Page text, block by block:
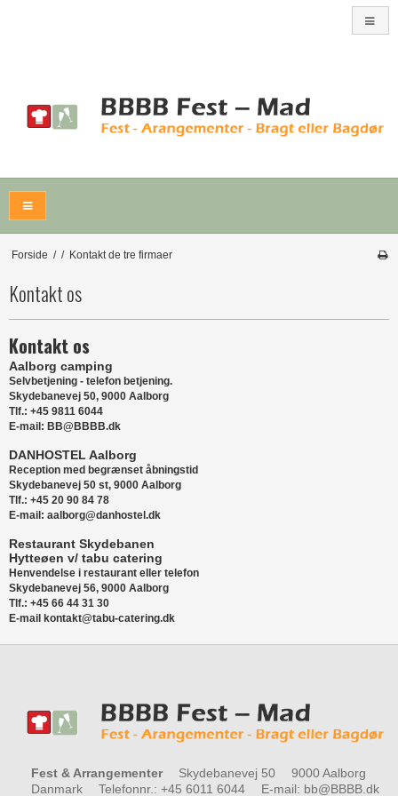
Forside / / Kontakt de tre firmaer
Kontakt os
Kontakt os
Aalborg camping
Selvbetjening - telefon betjening.
Skydebanevej 50, 9000 Aalborg
Tlf.: +45 9811 6044
E-mail: BB@BBBB.dk
DANHOSTEL Aalborg
Reception med begrænset åbningstid
Skydebanevej 50 st, 9000 Aalborg
Tlf.: +45 20 90 84 78
E-mail: aalborg@danhostel.dk
Restaurant Skydebanen
Hytteøen v/ tabu catering
Henvendelse i restaurant eller telefon
Skydebanevej 56, 9000 Aalborg
Tlf.: +45 66 44 31 30
E-mail kontakt@tabu-catering.dk
Fest & Arrangementer Skydebanevej 50
9000 Aalborg
Danmark
Telefonnr. : +45 6011 6044 E-mail: bb@BBBB.dk